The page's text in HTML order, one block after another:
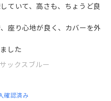
ていて、高さも、ちょうど良
座り心地が良く、カバーを外
した
ックスブルー
確認済み